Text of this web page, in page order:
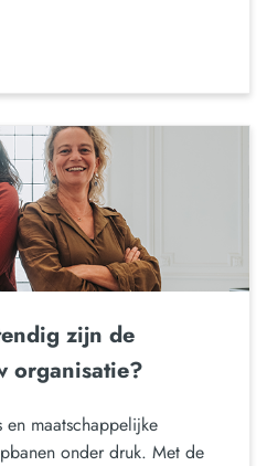
zijn de
organisatie?
maatschappelijke
onder druk. Met de